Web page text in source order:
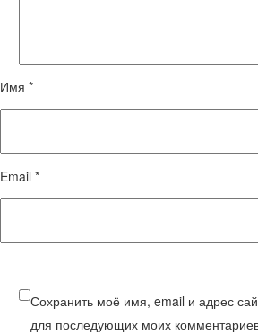
Имя *
Email *
Сохранить моё имя, email и адрес
для последующих моих